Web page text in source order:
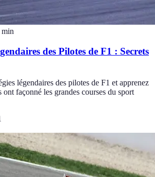
min
des Pilotes de F1 : Secrets
légendaires des pilotes de F1 et apprenez
ont façonné les grandes courses du sport